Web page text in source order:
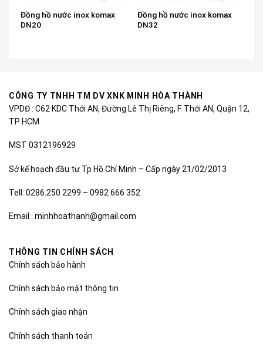
Đồng hồ nước inox komax
DN20
Đồng hồ nước inox komax
DN32
CÔNG TY TNHH TM DV XNK MINH HÒA THÀNH
VPDĐ : C62 KDC Thới AN, Đường Lê Thị Riêng, F. Thới AN, Quận 12,
TP HCM
MST 0312196929
Sở kế hoạch đầu tư Tp Hồ Chí Minh – Cấp ngày 21/02/2013
Tell: 0286.250 2299 – 0982 666 352
Email : minhhoathanh@gmail.com
THÔNG TIN CHÍNH SÁCH
Chính sách bảo hành
Chính sách bảo mật thông tin
Chính sách giao nhận
Chính sách thanh toán